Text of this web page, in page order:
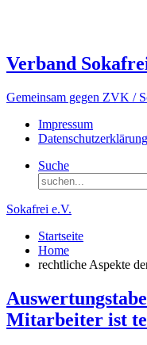
Verband
Gemeinsam gegen ZVK /
Impressum
Datenschutzerklärung
Suche
Sokafrei e.V.
Startseite
Home
rechtliche Aspekte
Mitarbeiter ist